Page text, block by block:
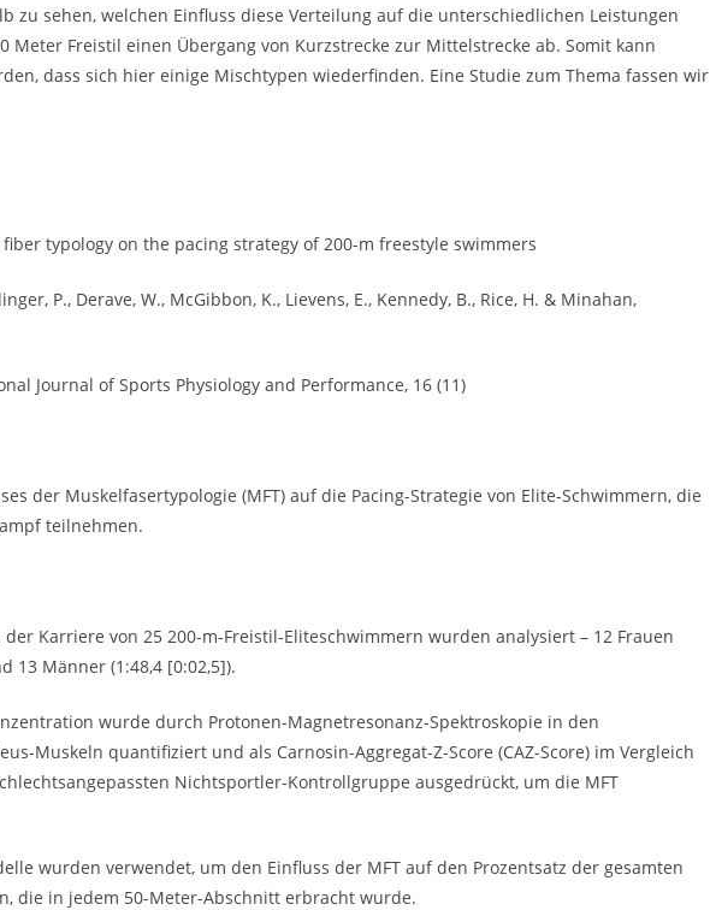
zu sehen, welchen Einfluss diese Verteilung auf die unterschiedlichen Leistungen
Meter Freistil einen Übergang von Kurzstrecke zur Mittelstrecke ab. Somit kann
dass sich hier einige Mischtypen wiederfinden. Eine Studie zum Thema fassen wir
typology on the pacing strategy of 200-m freestyle swimmers
P., Derave, W., McGibbon, K., Lievens, E., Kennedy, B., Rice, H. & Minahan,
Journal of Sports Physiology and Performance, 16 (11)
der Muskelfasertypologie (MFT) auf die Pacing-Strategie von Elite-Schwimmern, die
teilnehmen.
Karriere von 25 200-m-Freistil-Eliteschwimmern wurden analysiert – 12 Frauen
13 Männer (1:48,4 [0:02,5]).
wurde durch Protonen-Magnetresonanz-Spektroskopie in den
Muskeln quantifiziert und als Carnosin-Aggregat-Z-Score (CAZ-Score) im Vergleich
Nichtsportler-Kontrollgruppe ausgedrückt, um die MFT
wurden verwendet, um den Einfluss der MFT auf den Prozentsatz der gesamten
die in jedem 50-Meter-Abschnitt erbracht wurde.